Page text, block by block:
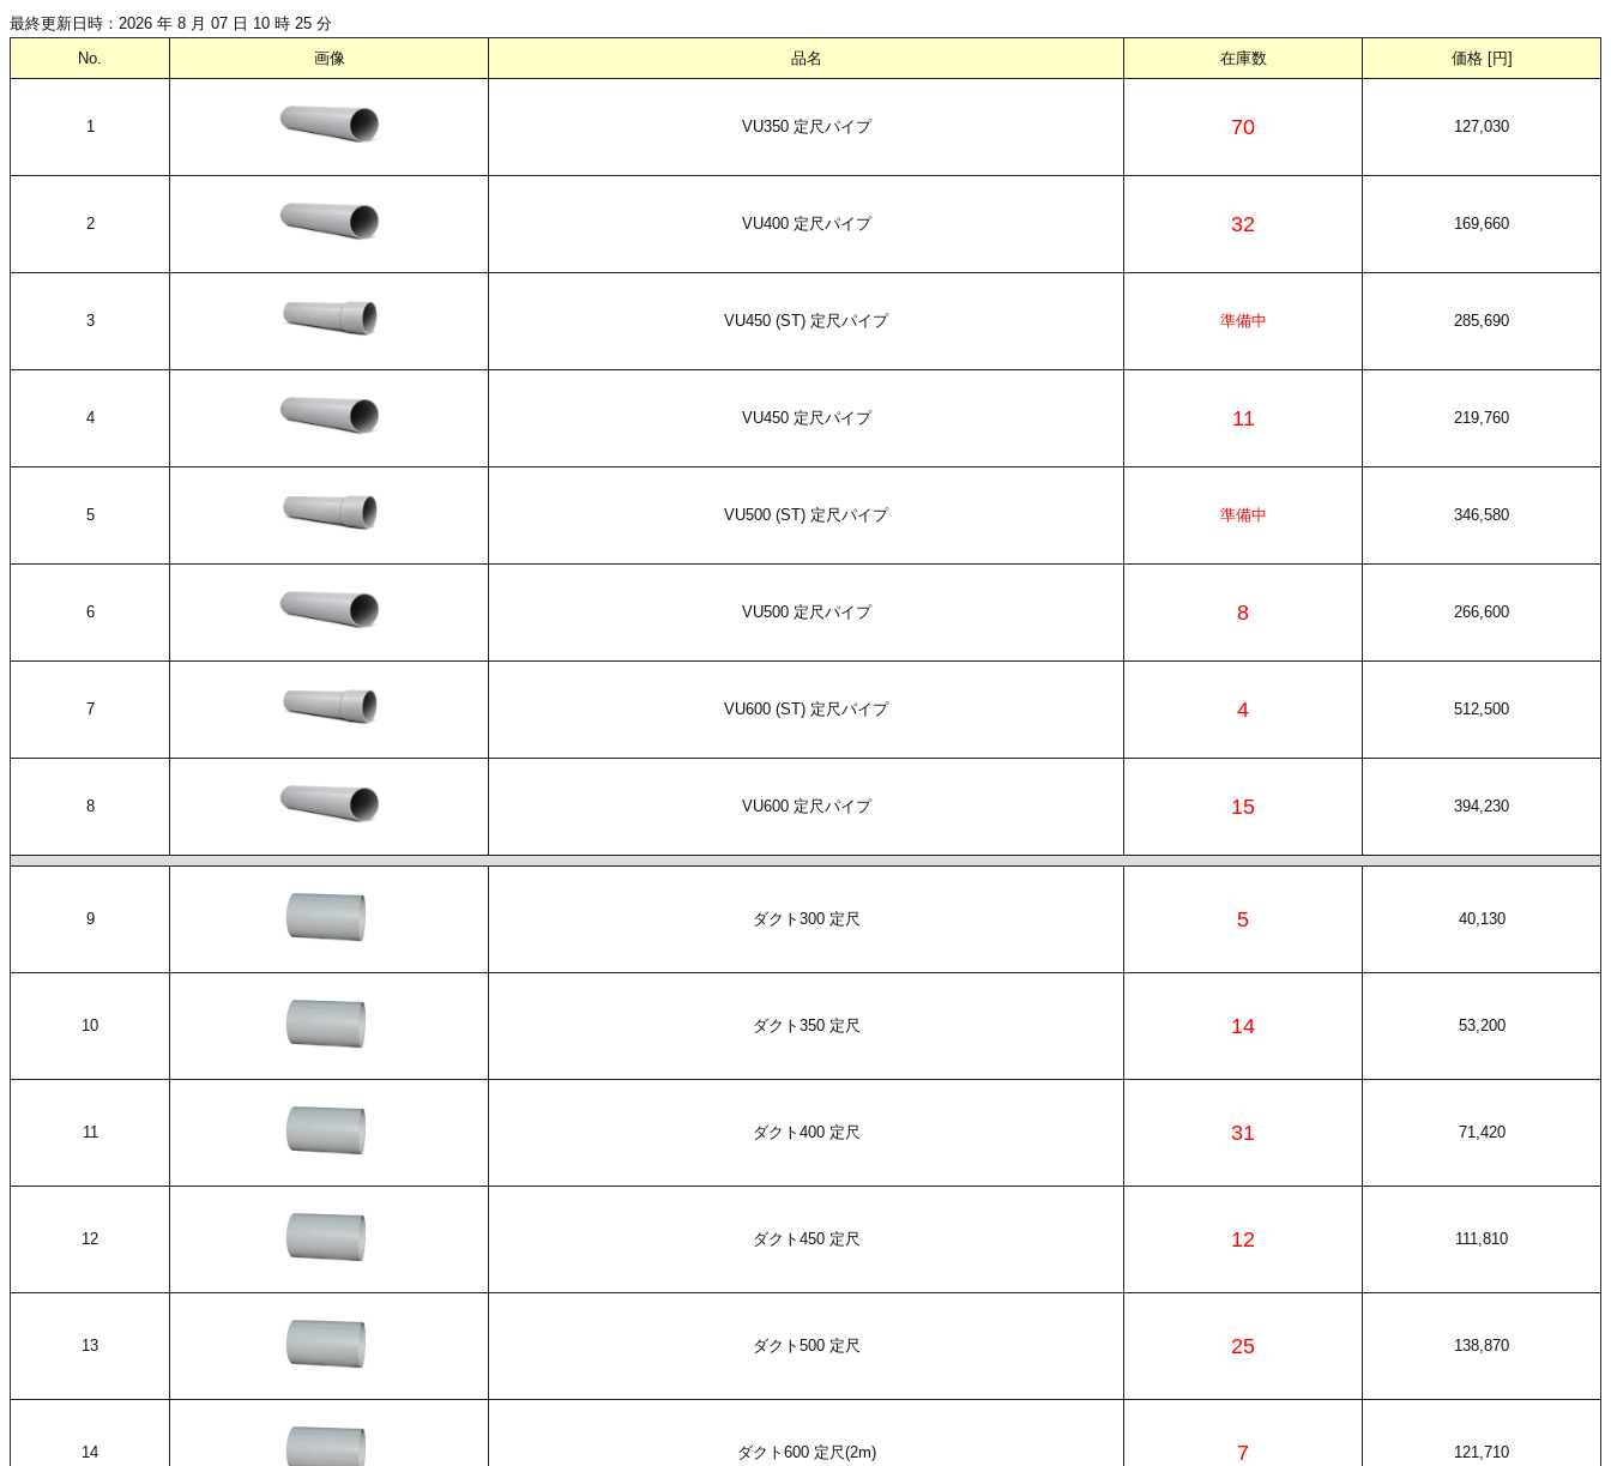
最終更新日時：2026 年 8 月 07 日 10 時 25 分
No.
画像 品名 在庫数 価格 [円]
1 VU350 定尺パイプ 70 127,030
2 VU400 定尺パイプ 32 169,660
3 VU450 (ST) 定尺パイプ 準備中 285,690
4 VU450 定尺パイプ 11 219,760
5 VU500 (ST) 定尺パイプ 準備中 346,580
6 VU500 定尺パイプ 8 266,600
7 VU600 (ST) 定尺パイプ 4 512,500
8 VU600 定尺パイプ 15 394,230
9 ダクト300 定尺 5 40,130
10 ダクト350 定尺 14 53,200
11 ダクト400 定尺 31 71,420
12 ダクト450 定尺 12 111,810
13 ダクト500 定尺 25 138,870
14 ダクト600 定尺(2m) 7 121,710